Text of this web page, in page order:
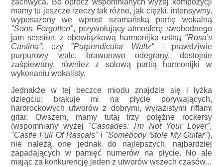
zachwyca. Bo oprócz wspomnianych wyżej kompozycji
mamy tu jeszcze rzeczy tak różne, jak ciężki, intensywny,
wyposażony we wprost szamańską partię wokalną
"Soon Forgotten", przywołujący atmosferę swobodnego
jam session, z obowiązkową harmonijka ustną "Rosa's
Cantina", czy "Purpendicular Waltz"- prawdziwie
purpurowy walc, brawurowo odegrany, dostojnie
zaśpiewany, również z solową partią harmonijki w
wykonaniu wokalisty.
Jednakże w tej beczce miodu znajdzie się i łyżka
dziegciu: brakuje mi na płycie porywających,
hardrockowych utworów z dobrymi, wyrazistymi riffami
gitar. Owszem, mamy tutaj trzy potężne rockersy
(wspomniany wyżej "Cascades: I'm Not Your Lover",
"Castle Full Of Rascals"i "Somebody Stole My Guitar"),
nie należą one jednak do najlepszych, najbardziej
zapadających w pamięć numerów na płycie. No ale
mając za konkurencję jeden z utworów wszech czasów...